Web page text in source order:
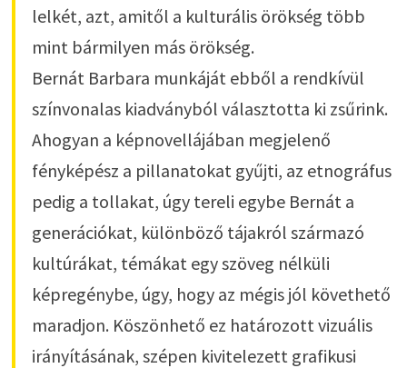
lelkét, azt, amitől a kulturális örökség több
mint bármilyen más örökség.
Bernát Barbara munkáját ebből a rendkívül
színvonalas kiadványból választotta ki zsűrink.
Ahogyan a képnovellájában megjelenő
fényképész a pillanatokat gyűjti, az etnográfus
pedig a tollakat, úgy tereli egybe Bernát a
generációkat, különböző tájakról származó
kultúrákat, témákat egy szöveg nélküli
képregénybe, úgy, hogy az mégis jól követhető
maradjon. Köszönhető ez határozott vizuális
irányításának, szépen kivitelezett grafikusi